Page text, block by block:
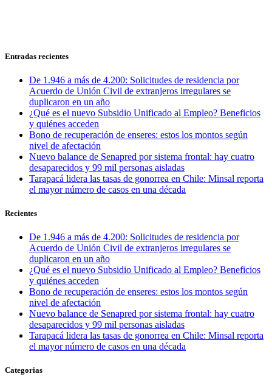
Entradas recientes
De 1.946 a más de 4.200: Solicitudes de residencia por
Acuerdo de Unión Civil de extranjeros irregulares se
duplicaron en un año
¿Qué es el nuevo Subsidio Unificado al Empleo? Beneficios
y quiénes acceden
Bono de recuperación de enseres: estos los montos según
nivel de afectación
Nuevo balance de Senapred por sistema frontal: hay cuatro
desaparecidos y 99 mil personas aisladas
Tarapacá lidera las tasas de gonorrea en Chile: Minsal reporta
el mayor número de casos en una década
Recientes
De 1.946 a más de 4.200: Solicitudes de residencia por
Acuerdo de Unión Civil de extranjeros irregulares se
duplicaron en un año
¿Qué es el nuevo Subsidio Unificado al Empleo? Beneficios
y quiénes acceden
Bono de recuperación de enseres: estos los montos según
nivel de afectación
Nuevo balance de Senapred por sistema frontal: hay cuatro
desaparecidos y 99 mil personas aisladas
Tarapacá lidera las tasas de gonorrea en Chile: Minsal reporta
el mayor número de casos en una década
Categorias